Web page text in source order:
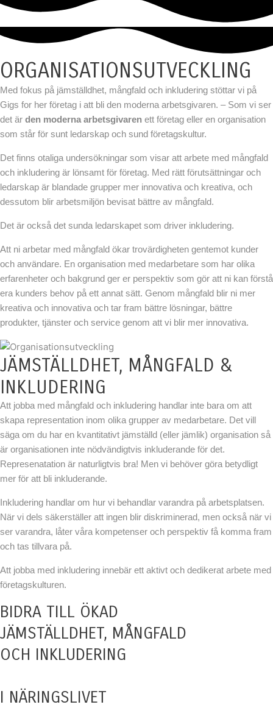
ORGANISATIONSUTVECKLING
Med fokus på jämställdhet, mångfald och inkludering stöttar vi på
Gigs for her företag i att bli den moderna arbetsgivaren. – Som vi ser
det är den moderna arbetsgivaren ett företag eller en organisation
som står för sunt ledarskap och sund företagskultur.
Det finns otaliga undersökningar som visar att arbete med mångfald
och inkludering är lönsamt för företag. Med rätt förutsättningar och
ledarskap är blandade grupper mer innovativa och kreativa, och
dessutom blir arbetsmiljön bevisat bättre av mångfald.
Det är också det sunda ledarskapet som driver inkludering.
Att ni arbetar med mångfald ökar trovärdigheten gentemot kunder
och användare. En organisation med medarbetare som har olika
erfarenheter och bakgrund ger er perspektiv som gör att ni kan förstå
era kunders behov på ett annat sätt. Genom mångfald blir ni mer
kreativa och innovativa och tar fram bättre lösningar, bättre
produkter, tjänster och service genom att vi blir mer innovativa.
JÄMSTÄLLDHET, MÅNGFALD &
INKLUDERING
Att jobba med mångfald och inkludering handlar inte bara om att
skapa representation inom olika grupper av medarbetare. Det vill
säga om du har en kvantitativt jämställd (eller jämlik) organisation så
är organisationen inte nödvändigtvis inkluderande för det.
Represenatation är naturligtvis bra! Men vi behöver göra betydligt
mer för att bli inkluderande.
Inkludering handlar om hur vi behandlar varandra på arbetsplatsen.
När vi dels säkerställer att ingen blir diskriminerad, men också när vi
ser varandra, låter våra kompetenser och perspektiv få komma fram
och tas tillvara på.
Att jobba med inkludering innebär ett aktivt och dedikerat arbete med
företagskulturen.
BIDRA TILL ÖKAD
JÄMSTÄLLDHET, MÅNGFALD
OCH INKLUDERING
I NÄRINGSLIVET